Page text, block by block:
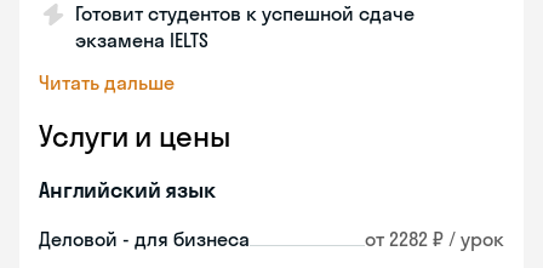
Готовит студентов к успешной сдаче
экзамена IELTS
Читать дальше
Услуги и цены
Английский язык
Деловой - для бизнеса от 2282 ₽ / урок